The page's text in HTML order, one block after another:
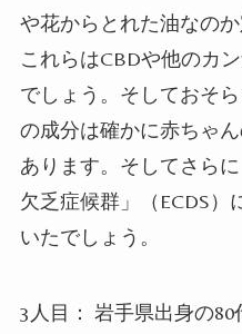
や花からとれた油なの
これらはCBDや他のカ
でしょう。そしておそ
の成分は確かに赤ちゃ
あります。そしてさら
欠乏症候群」（ ECDS）
いたでしょう。
3 人目： 岩手県出身の80